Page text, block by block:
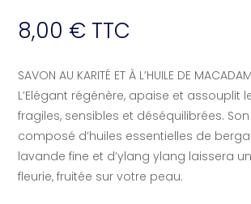
8,00 € TTC
SAVON AU KARITÉ ET À L’HUILE DE
L’Elégant régénère, apaise et assouplit
fragiles, sensibles et déséquilibrées.
composé d’huiles essentielles de
lavande fine et d’ylang ylang laissera
fleurie, fruitée sur votre peau.